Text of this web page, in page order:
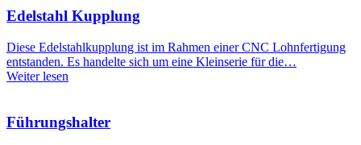
Edelstahl Kupplung
Diese Edelstahlkupplung ist im Rahmen einer CNC Lohnfertigung
entstanden. Es handelte sich um eine Kleinserie für die…
Weiter lesen
Führungshalter